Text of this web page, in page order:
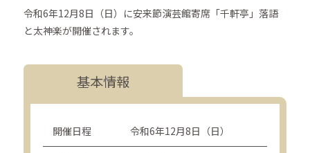
令和6年12月8日（日）に安来節演芸館寄席「千軒亭」落語
と太神楽が開催されます。
基本情報
開催日程 令和6年12月8日（日）